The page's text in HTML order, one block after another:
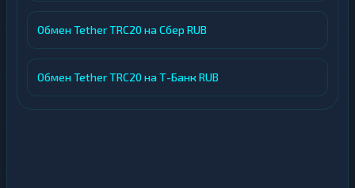
Обмен Tether TRC20 на Сбер RUB
Обмен Tether TRC20 на Т-Банк RUB